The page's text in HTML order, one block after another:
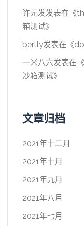
许元发发表在《
箱测试》
bertly发表在《
一米八六发表在《
沙箱测试》
文章归档
2021年十二月
2021年十月
2021年九月
2021年八月
2021年七月